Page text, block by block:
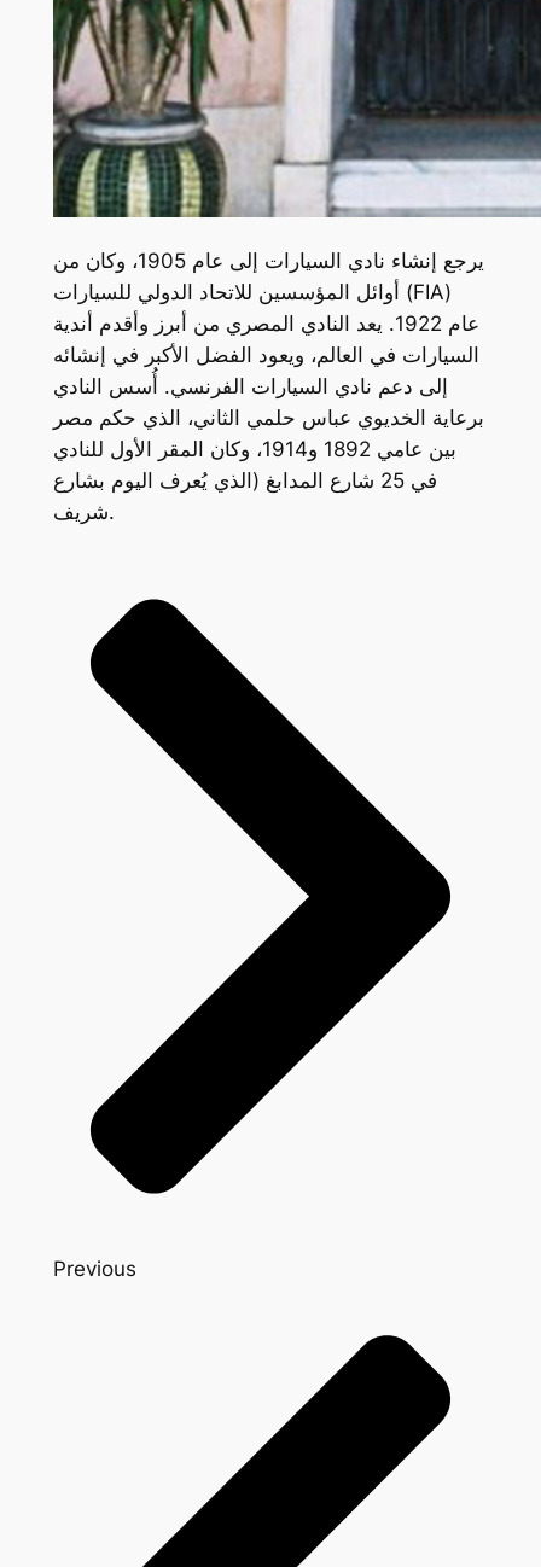
يرجع إنشاء نادي السيارات إلى عام 1905، وكان من
أوائل المؤسسين للاتحاد الدولي للسيارات (FIA)
عام 1922. يعد النادي المصري من أبرز وأقدم أندية
السيارات في العالم، ويعود الفضل الأكبر في إنشائه
إلى دعم نادي السيارات الفرنسي. أُسس النادي
برعاية الخديوي عباس حلمي الثاني، الذي حكم مصر
بين عامي 1892 و1914، وكان المقر الأول للنادي
في 25 شارع المدابغ (الذي يُعرف اليوم بشارع
شريف.
Previous